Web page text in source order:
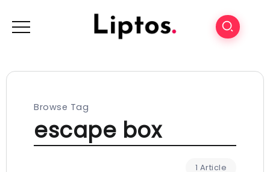
Browse Tag
escape box
1 Article